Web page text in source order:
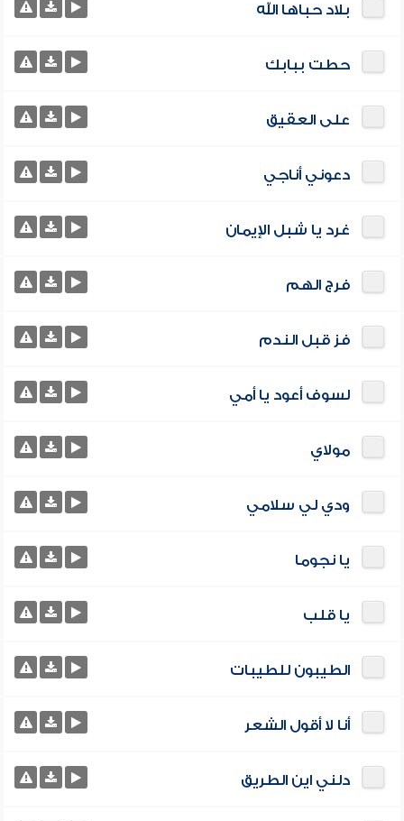
بلاد حباها الله
حطت ببابك
على العقيق
دعوني أناجي
غرد يا شبل الإيمان
فرج الهم
فز قبل الندم
لسوف أعود يا أمي
مولاي
ودي لي سلامي
يا نجوما
يا قلب
الطيبون للطيبات
أنا لا أقول الشعر
دلني اين الطريق